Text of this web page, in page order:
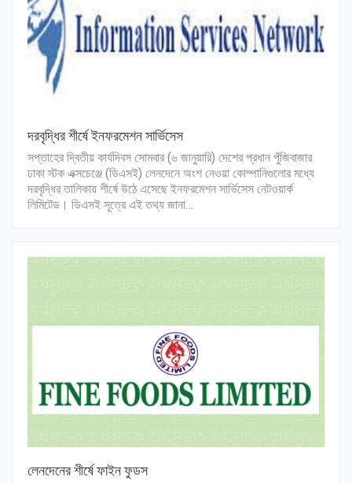
দরবৃদ্ধির শীর্ষে ইনফরমেশন সার্ভিসেস
সপ্তাহের দ্বিতীয় কার্যদিবস সোমবার (৬ জানুয়ারি) দেশের প্রধান পুঁজিবাজার
ঢাকা স্টক এক্সচেঞ্জে (ডিএসই) লেনদেনে অংশ নেওয়া কোম্পানিগুলোর মধ্যে
দরবৃদ্ধির তালিকায় শীর্ষে উঠে এসেছে ইনফরমেশন সার্ভিসেস নেটওয়ার্ক
লিমিটেড। ডিএসই সূত্রে এই তথ্য জানা…
লেনদেনের শীর্ষে ফাইন ফুডস